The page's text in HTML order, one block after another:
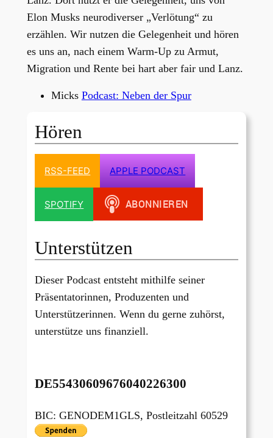
Elon Musks neurodiverser „Verlötung“ zu
erzählen. Wir nutzen die Gelegenheit und hören
es uns an, nach einem Warm-Up zu Armut,
Migration und Rente bei hart aber fair und Lanz.
Micks Podcast: Neben der Spur
Hören
RSS-FEED APPLE PODCAST
SPOTIFY
Unterstützen
Dieser Podcast entsteht mithilfe seiner
Präsentatorinnen, Produzenten und
Unterstützerinnen. Wenn du gerne zuhörst,
unterstütze uns finanziell.
DE55430609676040226300
BIC: GENODEM1GLS, Postleitzahl 60529